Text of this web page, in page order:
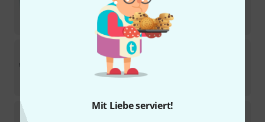
Mit Liebe serviert!
UVP: 369 €
Radial Engineering
1
Sofort lieferbar
Radial EngineeringTrim-Two